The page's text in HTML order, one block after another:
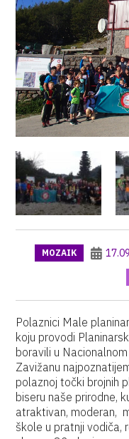
MOZAIK
Polaznici Male
koju provodi
boravili u
Zavižanu
polaznoj točki brojnih
biseru naše prirodne,
atraktivan, moderan,
škole u pratnji vodiča,